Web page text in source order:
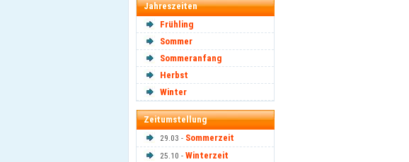
Jahreszeiten
Frühling
Sommer
Sommeranfang
Herbst
Winter
Zeitumstellung
29.03 - Sommerzeit
25.10 - Winterzeit